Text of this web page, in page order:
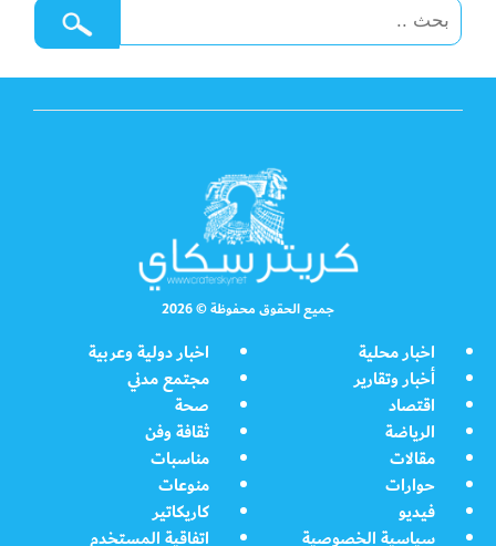
جميع الحقوق محفوظة © 2026
اخبار محلية
اخبار دولية وعربية
أخبار وتقارير
مجتمع مدني
اقتصاد
صحة
الرياضة
ثقافة وفن
مقالات
مناسبات
حوارات
منوعات
فيديو
كاريكاتير
سياسية الخصوصية
اتفاقية المستخدم